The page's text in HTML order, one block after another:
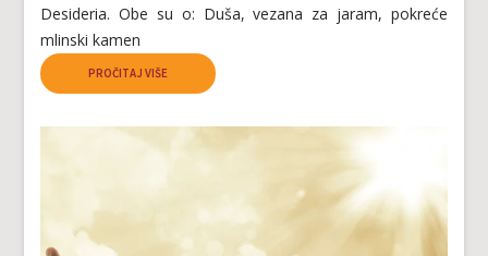
Desideria. Obe su o: Duša, vezana za jaram, pokreće
mlinski kamen
PROČITAJ VIŠE